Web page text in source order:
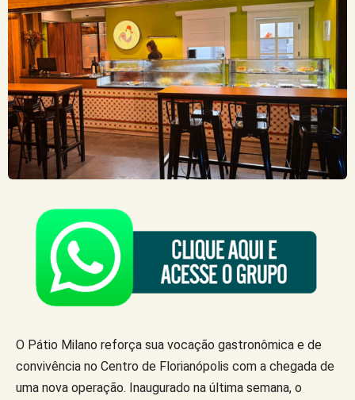
O Pátio Milano reforça sua vocação gastronômica e de
convivência no Centro de Florianópolis com a chegada de
uma nova operação. Inaugurado na última semana, o